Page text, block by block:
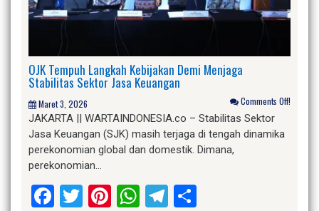
OJK Tempuh Langkah Kebijakan Demi Menjaga
Stabilitas Sektor Jasa Keuangan
Maret 3, 2026 Comments Off!
JAKARTA || WARTAINDONESIA.co – Stabilitas Sektor
Jasa Keuangan (SJK) masih terjaga di tengah dinamika
perekonomian global dan domestik. Dimana,
perekonomian…
Facebook
Twitter
Pinterest
WhatsApp
Telegram